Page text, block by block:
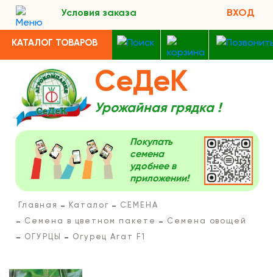
Условия заказа ВХОД
КАТАЛОГ ТОВАРОВ
СеДеК
Урожайная грядка !
Покупать
семена
удобнее в
приложении!
Главная Каталог
СЕМЕНА
Семена в цветном пакете
Семена овощей
ОГУРЦЫ
Огурец Агат F1